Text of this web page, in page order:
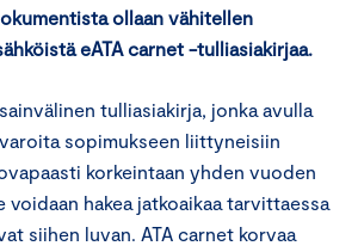
ollaan vähitellen
eATA carnet -tulliasiakirjaa.
tulliasiakirja, jonka avulla
sopimukseen liittyneisiin
korkeintaan yhden vuoden
voidaan hakea jatkoaikaa tarvittaessa
siihen luvan. ATA carnet korvaa